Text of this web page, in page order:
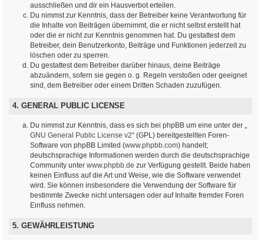
ausschließen und dir ein Hausverbot erteilen.
Du nimmst zur Kenntnis, dass der Betreiber keine Verantwortung für
die Inhalte von Beiträgen übernimmt, die er nicht selbst erstellt hat
oder die er nicht zur Kenntnis genommen hat. Du gestattest dem
Betreiber, dein Benutzerkonto, Beiträge und Funktionen jederzeit zu
löschen oder zu sperren.
Du gestattest dem Betreiber darüber hinaus, deine Beiträge
abzuändern, sofern sie gegen o. g. Regeln verstoßen oder geeignet
sind, dem Betreiber oder einem Dritten Schaden zuzufügen.
4. GENERAL PUBLIC LICENSE
Du nimmst zur Kenntnis, dass es sich bei phpBB um eine unter der „
GNU General Public License v2“ (GPL) bereitgestellten Foren-
Software von phpBB Limited (www.phpbb.com) handelt;
deutschsprachige Informationen werden durch die deutschsprachige
Community unter www.phpbb.de zur Verfügung gestellt. Beide haben
keinen Einfluss auf die Art und Weise, wie die Software verwendet
wird. Sie können insbesondere die Verwendung der Software für
bestimmte Zwecke nicht untersagen oder auf Inhalte fremder Foren
Einfluss nehmen.
5. GEWÄHRLEISTUNG